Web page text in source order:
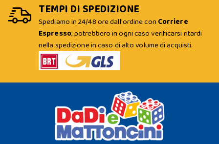
TEMPI DI SPEDIZIONE
Spediamo in 24/48 ore dall'ordine con Corriere
Espresso; potrebbero in ogni caso verificarsi ritardi
nella spedizione in caso di alto volume di acquisti.